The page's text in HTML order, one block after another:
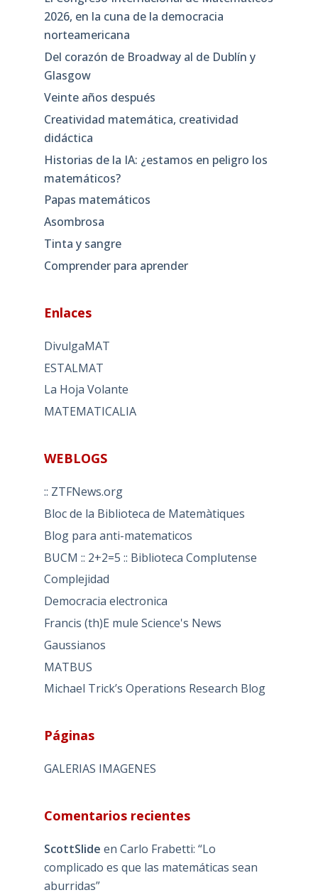
2026, en la cuna de la democracia
norteamericana
Del corazón de Broadway al de Dublín y
Glasgow
Veinte años después
Creatividad matemática, creatividad
didáctica
Historias de la IA: ¿estamos en peligro los
matemáticos?
Papas matemáticos
Asombrosa
Tinta y sangre
Comprender para aprender
Enlaces
DivulgaMAT
ESTALMAT
La Hoja Volante
MATEMATICALIA
WEBLOGS
:: ZTFNews.org
Bloc de la Biblioteca de Matemàtiques
Blog para anti-matematicos
BUCM :: 2+2=5 :: Biblioteca Complutense
Complejidad
Democracia electronica
Francis (th)E mule Science's News
Gaussianos
MATBUS
Michael Trick’s Operations Research Blog
Páginas
GALERIAS IMAGENES
Comentarios recientes
ScottSlide en Carlo Frabetti: “Lo
complicado es que las matemáticas sean
aburridas”